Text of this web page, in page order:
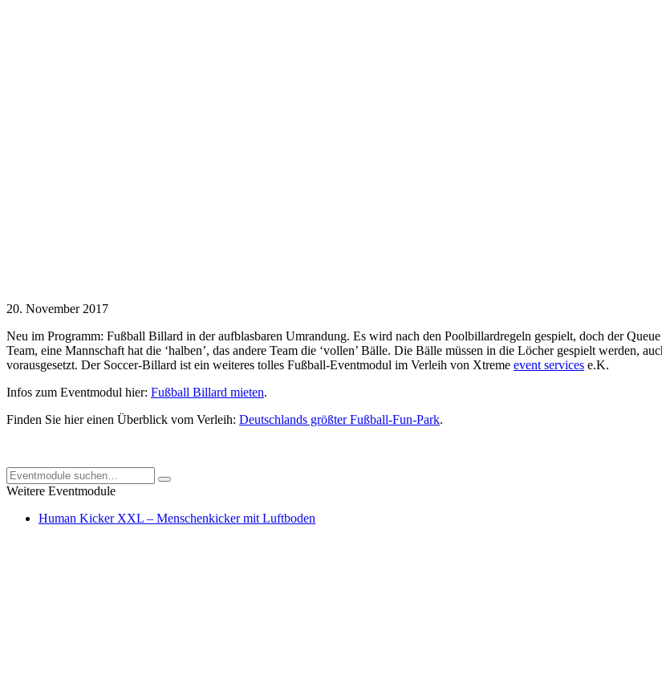
20. November 2017
Neu im Programm: Fußball Billard in der aufblasbaren Umrandung. Es wird nach den Poolbillardregeln gespielt, doch der
Team, eine Mannschaft hat die ‘halben’, das andere Team die ‘vollen’ Bälle. Die Bälle müssen in die Löcher gespielt werden,
vorausgesetzt. Der Soccer-Billard ist ein weiteres tolles Fußball-Eventmodul im Verleih von Xtreme event services e.K.
Infos zum Eventmodul hier: Fußball Billard mieten.
Finden Sie hier einen Überblick vom Verleih: Deutschlands größter Fußball-Fun-Park.
Weitere Eventmodule
Human Kicker XXL – Menschenkicker mit Luftboden